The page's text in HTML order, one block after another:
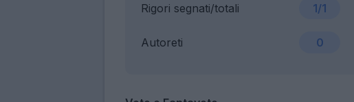
Rigori segnati/totali 1/1
Autoreti 0